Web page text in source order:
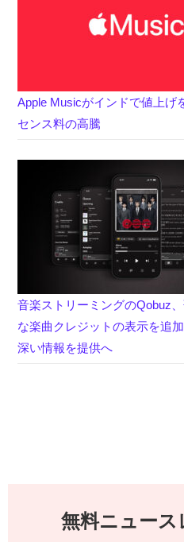
Apple Musicがインドで値上げ
センス料の高騰
音楽ストリーミングのQobuz
な楽曲クレジットの表示を追
深い情報を提供へ
無料ニュー